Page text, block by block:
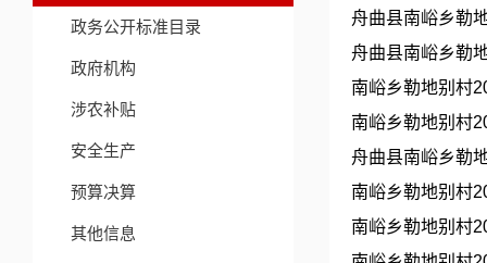
政务公开标准目录
政府机构
涉农补贴
安全生产
预算决算
其他信息
舟曲县南峪乡勒
舟曲县南峪乡勒
南峪乡勒地别村
南峪乡勒地别村
舟曲县南峪乡勒
南峪乡​勒地别村
南峪乡勒地别村